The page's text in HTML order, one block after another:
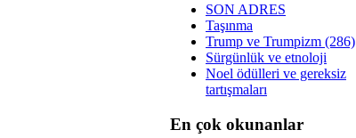
SON ADRES
Taşınma
Trump ve Trumpizm (286)
Sürgünlük ve etnoloji
Noel ödülleri ve gereksiz
tartışmaları
En çok okunanlar